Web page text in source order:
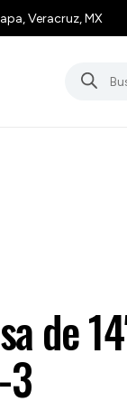
Veracruz, MX
Búsqueda
de
de
3